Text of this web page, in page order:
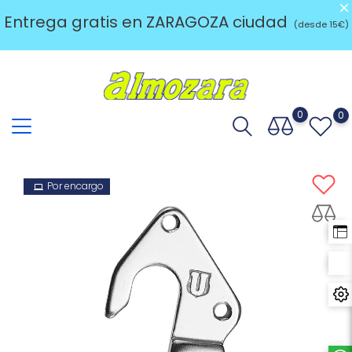
Entrega gratis en ZARAGOZA ciudad (desde 15€)
0 0
Por encargo